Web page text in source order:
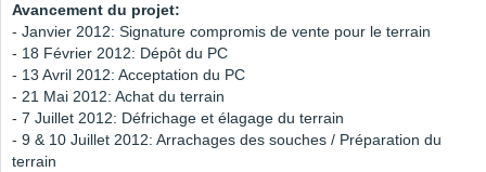
Avancement du projet:
- Janvier 2012: Signature compromis de vente pour le terrain
- 18 Février 2012: Dépôt du PC
- 13 Avril 2012: Acceptation du PC
- 21 Mai 2012: Achat du terrain
- 7 Juillet 2012: Défrichage et élagage du terrain
- 9 & 10 Juillet 2012: Arrachages des souches / Préparation du
terrain